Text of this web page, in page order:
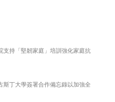
支持「堅韌家庭」培訓強化家庭抗
斯丁大學簽署合作備忘錄以加強全